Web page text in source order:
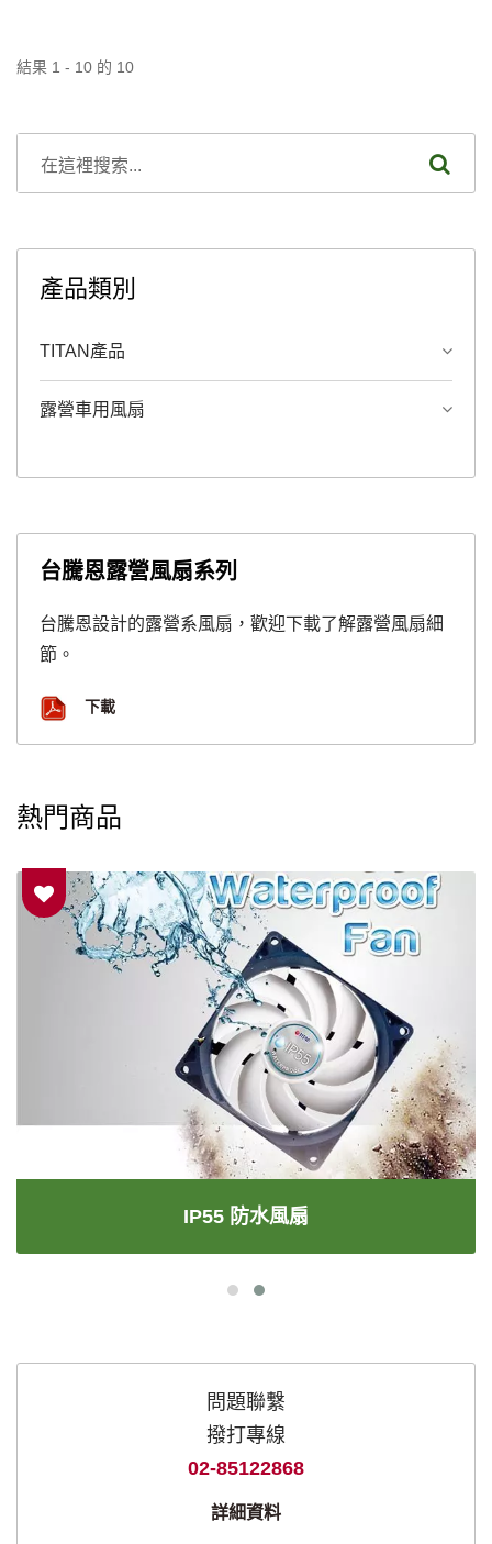
結果 1 - 10 的 10
產品類別
TITAN產品
露營車用風扇
台騰恩露營風扇系列
台騰恩設計的露營系風扇，歡迎下載了解露營風扇細
節。
下載
熱門商品
IP55 防水風扇
問題聯繫
撥打專線
02-85122868
詳細資料